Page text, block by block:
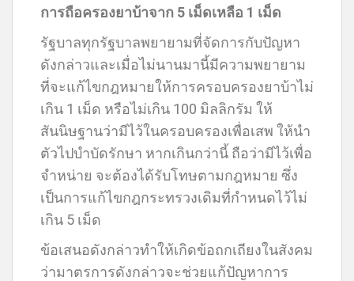
การถือครองยาบ้าจาก 5 เม็ดเหลือ 1 เม็ด
รัฐบาลทุกรัฐบาลพยายามที่จัดการกับปัญหา
ดังกล่าวและเมื่อไม่นานมานี้มีความพยายาม
ที่จะแก้ไขกฎหมายให้การครอบครองยาบ้าไม่
เกิน 1 เม็ด หรือไม่เกิน 100 มิลลิกรัม ให้
สันนิษฐานว่ามีไว้ในครอบครองเพื่อเสพ ให้นำ
ตัวไปบำบัดรักษา หากเกินกว่านี้ ถือว่ามีไว้เพื่อ
จำหน่าย จะต้องได้รับโทษตามกฎหมาย ซึ่ง
เป็นการแก้ไขกฎกระทรวงเดิมที่กำหนดไว้ไม่
เกิน 5 เม็ด
ข้อเสนอดังกล่าวทำให้เกิดข้อถกเถียงในสังคม
ว่ามาตรการดังกล่าวจะช่วยแก้ปัญหาการ